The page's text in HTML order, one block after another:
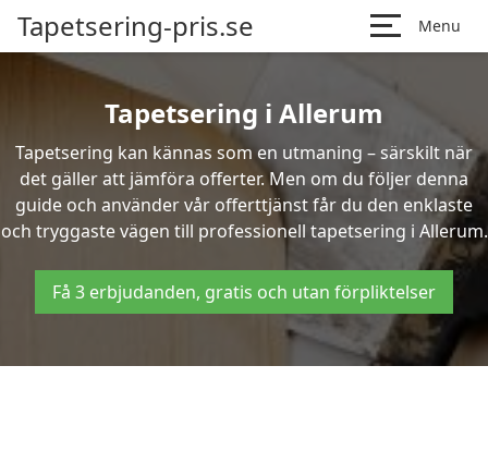
Tapetsering-pris.se Menu
Tapetsering i Allerum
Tapetsering kan kännas som en utmaning – särskilt när
det gäller att jämföra offerter. Men om du följer denna
guide och använder vår offerttjänst får du den enklaste
och tryggaste vägen till professionell tapetsering i Allerum.
Få 3 erbjudanden, gratis och utan förpliktelser